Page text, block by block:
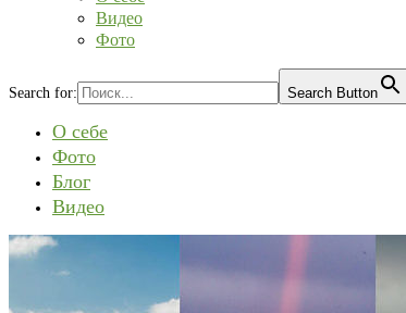
Видео
Фото
Search for: Search Button
О себе
Фото
Блог
Видео